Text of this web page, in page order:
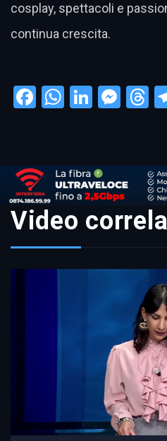
cosplay, spettacoli e
continua crescita.
Facebook
WhatsApp
Video